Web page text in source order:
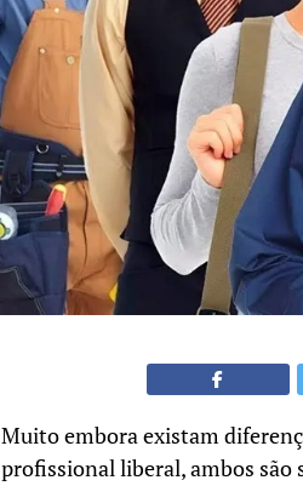
Muito embora existam
profissional liberal, ambos são